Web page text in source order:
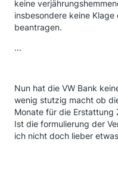
verbundenen
Vor diesem
Erstattungspflicht
diese Begründung
Meine
Deckung
Neubau einer
keine
insbesondere keine
beantragen.
...
Nun hat die VW Bank
wenig stutzig macht ob
Monate für die Erstattung
Ist die formulierung der
ich nicht doch lieber